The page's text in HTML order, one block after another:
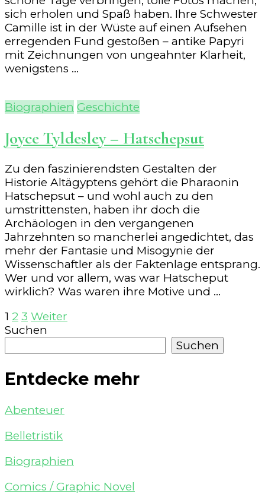
sich erholen und Spaß haben. Ihre Schwester
Camille ist in der Wüste auf einen Aufsehen
erregenden Fund gestoßen – antike Papyri
mit Zeichnungen von ungeahnter Klarheit,
wenigstens …
Biographien Geschichte
Joyce Tyldesley – Hatschepsut
Zu den faszinierendsten Gestalten der
Historie Altägyptens gehört die Pharaonin
Hatschepsut – und wohl auch zu den
umstrittensten, haben ihr doch die
Archäologen in den vergangenen
Jahrzehnten so mancherlei angedichtet, das
mehr der Fantasie und Misogynie der
Wissenschaftler als der Faktenlage entsprang.
Wer und vor allem, was war Hatscheput
wirklich? Was waren ihre Motive und …
Seitennummerierung
der
Beiträge
Seite
1 Seite
2 Seite
3 Weiter
Suchen
Suchen
Entdecke mehr
Abenteuer
Belletristik
Biographien
Comics / Graphic Novel